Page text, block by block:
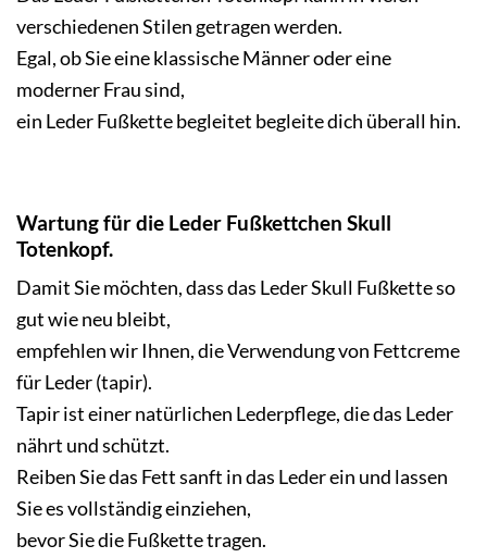
verschiedenen Stilen getragen werden.
Egal, ob Sie eine klassische Männer oder eine
moderner Frau sind,
ein Leder Fußkette begleitet begleite dich überall hin.
Wartung für die Leder Fußkettchen Skull
Totenkopf.
Damit Sie möchten, dass das Leder Skull Fußkette so
gut wie neu bleibt,
empfehlen wir Ihnen, die Verwendung von Fettcreme
für Leder (tapir).
Tapir ist einer natürlichen Lederpflege, die das Leder
nährt und schützt.
Reiben Sie das Fett sanft in das Leder ein und lassen
Sie es vollständig einziehen,
bevor Sie die Fußkette tragen.